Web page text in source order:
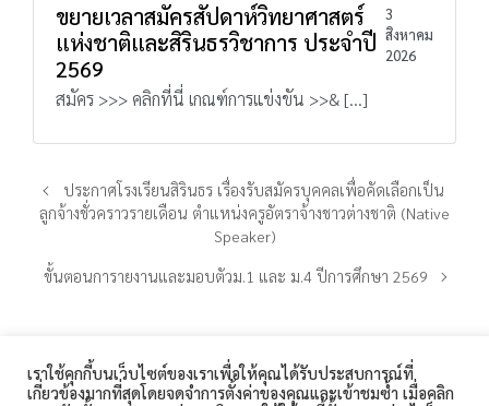
ขยายเวลาสมัครสัปดาห์วิทยาศาสตร์
แห่งชาติและสิรินธรวิชาการ ประจำปี
2569
3
สิงหาคม
2026
สมัคร >>> คลิกที่นี่ เกณฑ์การแข่งขัน >>& […]
ประกาศโรงเรียนสิรินธร เรื่องรับสมัครบุคคลเพื่อคัดเลือกเป็น
ลูกจ้างชั่วคราวรายเดือน ตำแหน่งครูอัตราจ้างชาวต่างชาติ (Native
Speaker)
ขั้นตอนการายงานและมอบตัวม.1 และ ม.4 ปีการศึกษา 2569
โรงเรียนสิรินธร 360 ถนนเทศบาล 1 ตำบลในเมือง อำเภอเมือง
เราใช้คุกกี้บนเว็บไซต์ของเราเพื่อให้คุณได้รับประสบการณ์ที่
เกี่ยวข้องมากที่สุดโดยจดจำการตั้งค่าของคุณและเข้าชมซ้ำ เมื่อคลิก